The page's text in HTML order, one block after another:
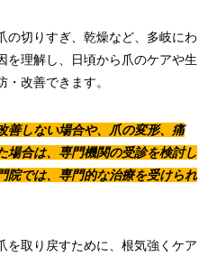
の切りすぎ、乾燥など、多岐にわ
を理解し、日頃から爪のケアや生
改善できます。
善しない場合や、爪の変形、痛
場合は、専門機関の受診を検討し
院では、専門的な治療を受けられ
を取り戻すために、根気強くケア